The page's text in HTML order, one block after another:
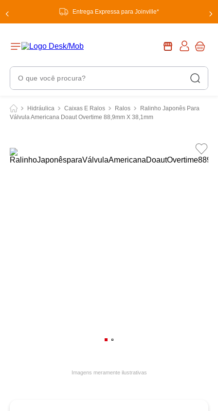
Entrega Expressa para Joinville*
O que você procura?
Hidráulica Caixas E Ralos Ralos
Ralinho Japonês Para
Válvula Americana Doaut Overtime 88,9mm X 38,1mm
Imagens meramente ilustrativas
Termos Mais Buscados
3º torneira